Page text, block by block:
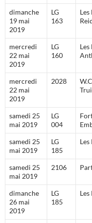
dimanche
19 mai
2019
LG
163
Les
mercredi
22 mai
2019
LG
160
Les
mercredi
22 mai
2019
2028
samedi 25
mai 2019
LG
004
samedi 25
mai 2019
LG
185
samedi 25
mai 2019
2106
dimanche
26 mai
2019
LG
185